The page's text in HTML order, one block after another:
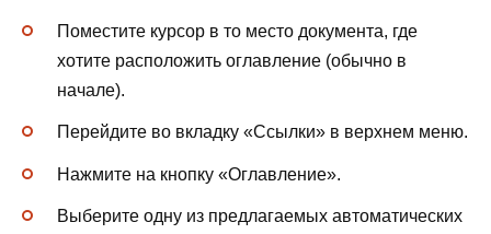
Поместите курсор в то место документа, где
хотите расположить оглавление (обычно в
начале).
Перейдите во вкладку «Ссылки» в верхнем меню.
Нажмите на кнопку «Оглавление».
Выберите одну из предлагаемых автоматических